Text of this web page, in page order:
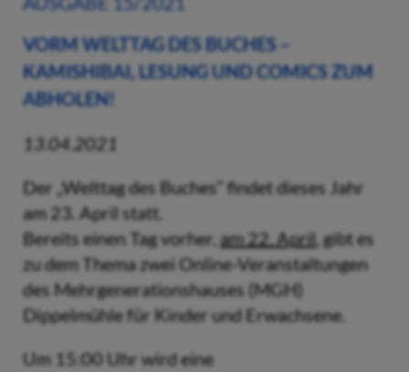
VORM WELTTAG DES BUCHES –
KAMISHIBAI, LESUNG UND COMICS ZUM
ABHOLEN!
13.04.2021
Der „Welttag des Buches“ findet dieses Jahr
am 23. April statt.
Bereits einen Tag vorher, am 22. April, gibt es
zu dem Thema zwei Online-Veranstaltungen
des Mehrgenerationshauses (MGH)
Dippelmühle für Kinder und Erwachsene.
Um 15:00 Uhr wird eine